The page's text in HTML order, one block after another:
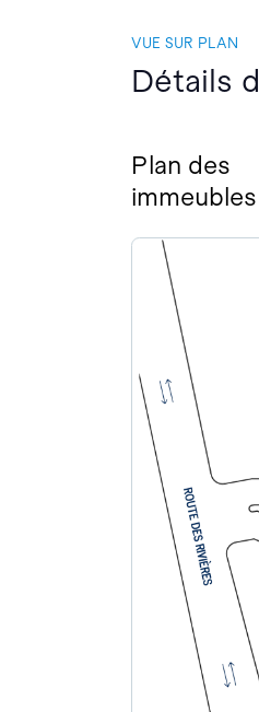
VUE SUR PLAN
Détails
Plan des
immeubles